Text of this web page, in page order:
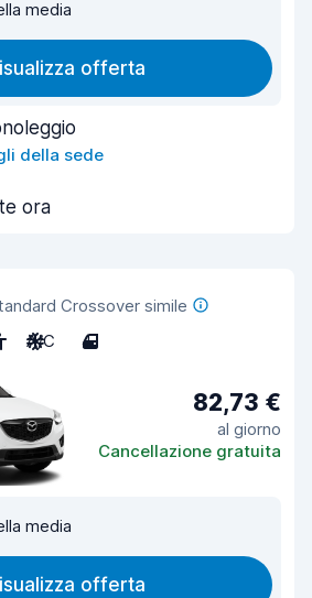
media
offerta
della sede
ora
Crossover simile
A/C 4
82,73 €
al giorno
Cancellazione gratuita
media
offerta